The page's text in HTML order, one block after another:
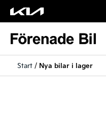
Start/ Nya bilar i lager